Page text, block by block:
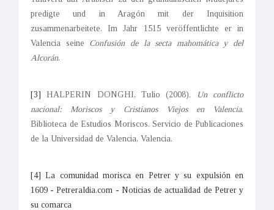
predigte und in Aragón mit der Inquisition
zusammenarbeitete. Im Jahr 1515 veröffentlichte er in
Valencia seine Confusión de la secta mahomática y del
Alcorán.
[3] HALPERIN DONGHI, Tulio (2008).
Un conflicto
nacional: Moriscos y Cristianos Viejos en Valencia.
Biblioteca de Estudios Moriscos. Servicio de Publicaciones
de la Universidad de Valencia, Valencia.
[4]
La comunidad morisca en Petrer y su expulsión en
1609 - Petreraldia.com - Noticias de actualidad de Petrer y
su comarca